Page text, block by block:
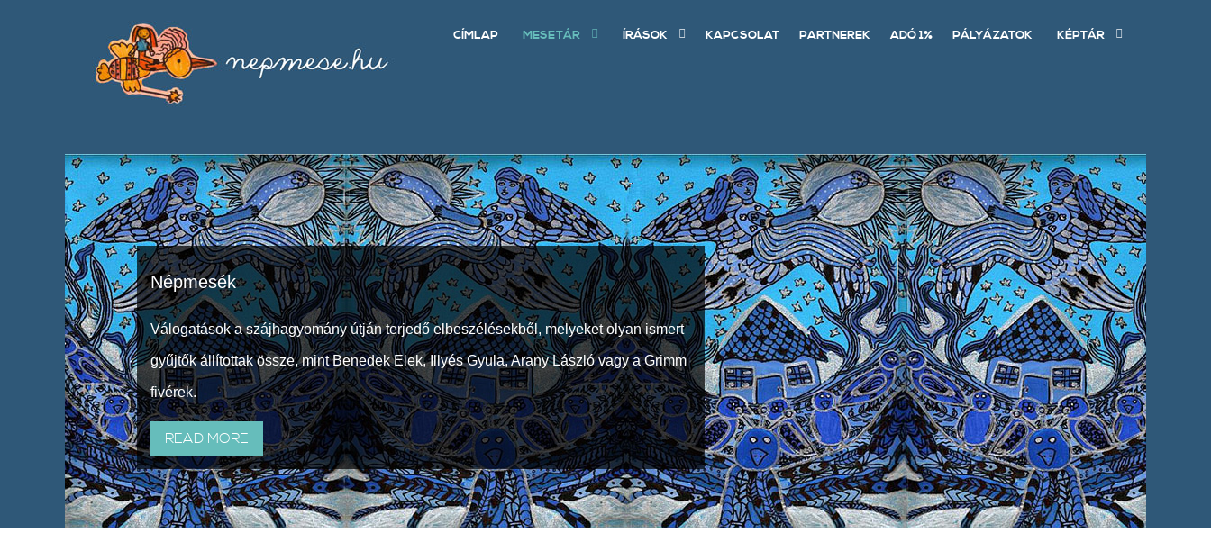
CÍMLAP MESETÁR ÍRÁSOK KAPCSOLAT PARTNEREK ADÓ 1% PÁLYÁZATOK KÉPTÁR
Népmesék
Válogatások a szájhagyomány útján terjedő elbeszélésekből, melyeket olyan ismert
gyűjtők állítottak össze, mint Benedek Elek, Illyés Gyula, Arany László vagy a Grimm
fivérek.
READ MORE